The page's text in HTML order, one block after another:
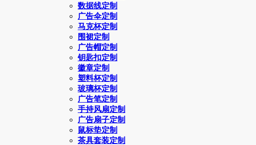
数据线定制
广告伞定制
马克杯定制
围裙定制
广告帽定制
钥匙扣定制
徽章定制
塑料杯定制
玻璃杯定制
广告笔定制
手持风扇定制
广告扇子定制
鼠标垫定制
茶具套装定制